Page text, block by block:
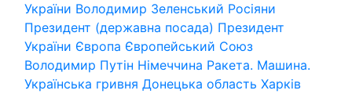
України Володимир Зеленський Росіяни
Президент (державна посада) Президент
України Європа Європейський Союз
Володимир Путін Німеччина Ракета. Машина.
Українська гривня Донецька область Харків